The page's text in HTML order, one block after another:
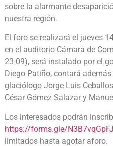
sobre la alarmante
nuestra región.
El foro se realizará el jueves
en el auditorio Cámara de
23-09), será instalado por el
Diego Patiño, contará
glaciólogo Jorge Luis
César Gómez Salazar y
Los interesados podrán
https://forms.gle/
limitados hasta agotar aforo.